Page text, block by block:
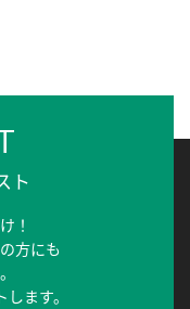
ト
！
方にも
ます。